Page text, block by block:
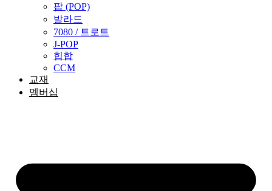
팝 (POP)
발라드
7080 / 트로트
J-POP
힙합
CCM
교재
멤버십